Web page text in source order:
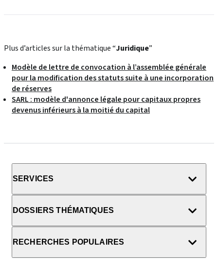
Plus d’articles sur la thématique “Juridique”
Modèle de lettre de convocation à l’assemblée générale
pour la modification des statuts suite à une incorporation
de réserves
SARL : modèle d'annonce légale pour capitaux propres
devenus inférieurs à la moitié du capital
SERVICES
DOSSIERS THÉMATIQUES
RECHERCHES POPULAIRES